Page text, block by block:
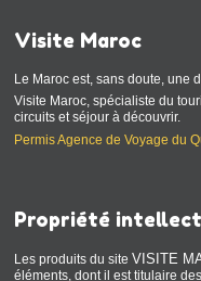
Visite Maroc
Le Maroc est, sans doute, une
Visite Maroc, spécialiste du
circuits et séjour à découvrir.
Permis Agence de Voyage du
Propriété
Les produits du siteVISITE
éléments, dont il est titulaire